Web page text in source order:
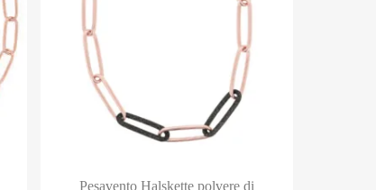
Pesavento Halskette polvere di